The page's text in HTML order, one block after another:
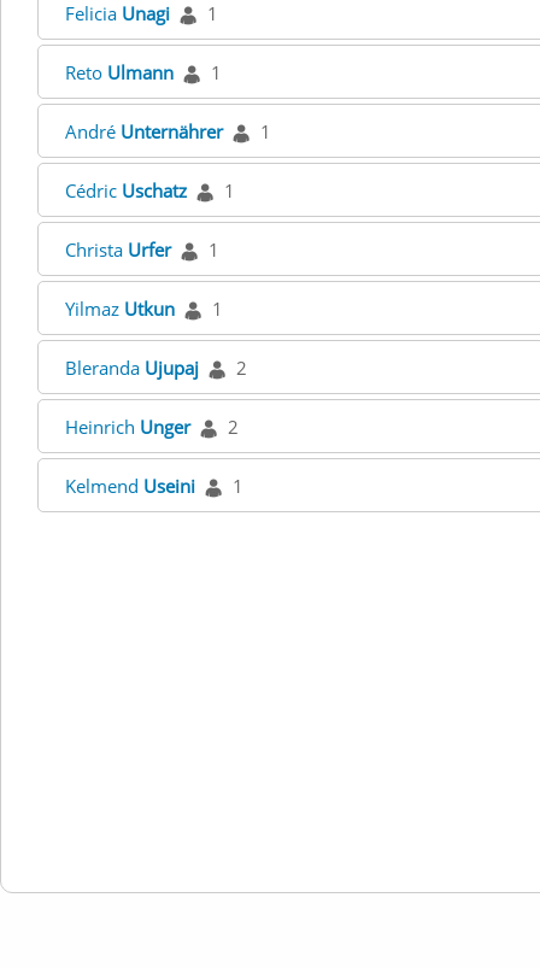
Felicia Unagi 1
Reto Ulmann 1
André Unternährer 1
Cédric Uschatz 1
Christa Urfer 1
Yilmaz Utkun 1
Bleranda Ujupaj 2
Heinrich Unger 2
Kelmend Useini 1